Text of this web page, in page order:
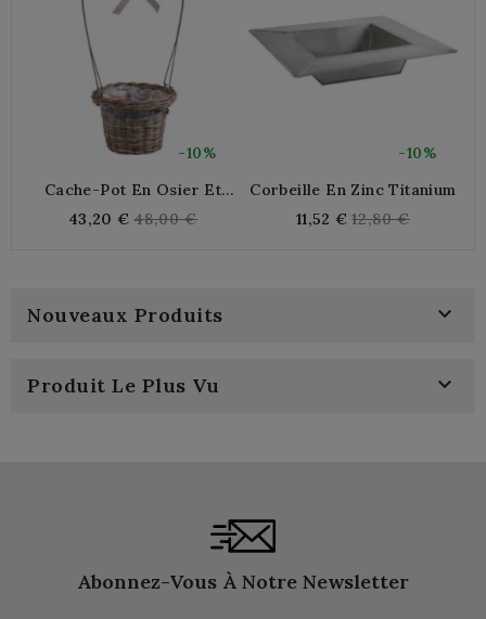
-10%
Cache-Pot En Osier Et
43,20 € Regular
48,00 €
-10%
Corbeille En Zinc Titanium
11,52 € Regular
12,80 €
Nouveaux Produits 
Produit Le Plus Vu 
Abonnez-Vous À Notre Newsletter